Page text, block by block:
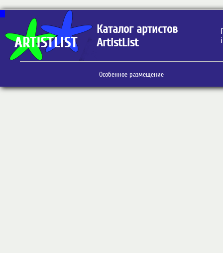
Каталог артистов
ArtistList
Особенное размещение